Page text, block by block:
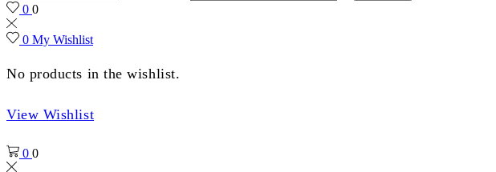
0 0
0 My Wishlist
No products in the wishlist.
View Wishlist
0 0